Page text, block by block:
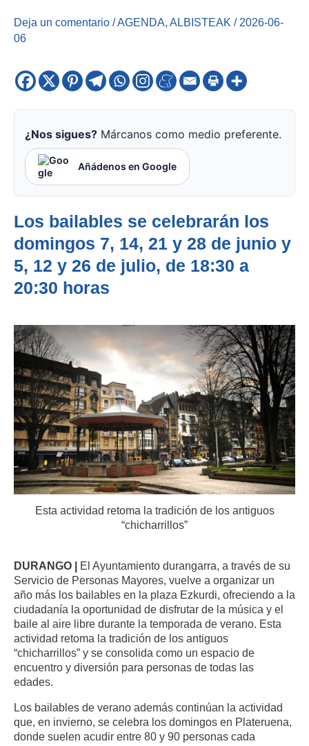
Deja un comentario /AGENDA, ALBISTEAK / 2026-06-
06
¿Nos sigues? Márcanos como medio preferente.
Añádenos en Google
Los bailables se celebrarán los
domingos 7, 14, 21 y 28 de junio y
5, 12 y 26 de julio, de 18:30 a
20:30 horas
Esta actividad retoma la tradición de los antiguos
“chicharrillos”
DURANGO | El Ayuntamiento durangarra, a través de su
Servicio de Personas Mayores, vuelve a organizar un
año más los bailables en la plaza Ezkurdi, ofreciendo a la
ciudadanía la oportunidad de disfrutar de la música y el
baile al aire libre durante la temporada de verano. Esta
actividad retoma la tradición de los antiguos
“chicharrillos” y se consolida como un espacio de
encuentro y diversión para personas de todas las
edades.
Los bailables de verano además continúan la actividad
que, en invierno, se celebra los domingos en Plateruena,
donde suelen acudir entre 80 y 90 personas cada